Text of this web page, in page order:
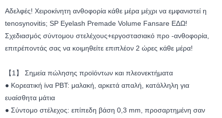
Αδελφές! Χειροκίνητη ανθοφορία κάθε μέρα μέχρι να εμφανιστεί η
tenosynovitis; SP Eyelash Premade Volume Fansare ΕΔΩ!
Σχεδιασμός σύντομου στελέχους+εργοστασιακό προ -ανθοφορία,
επιτρέποντάς σας να κοιμηθείτε επιπλέον 2 ώρες κάθε μέρα!
【1】 Σημεία πώλησης προϊόντων και πλεονεκτήματα
● Κορεατική ίνα PBT: μαλακή, αρκετά απαλή, κατάλληλη για
ευαίσθητα μάτια
● Σύντομο στέλεχος: επίπεδη βάση 0,3 mm, προσαρτημένη σαν